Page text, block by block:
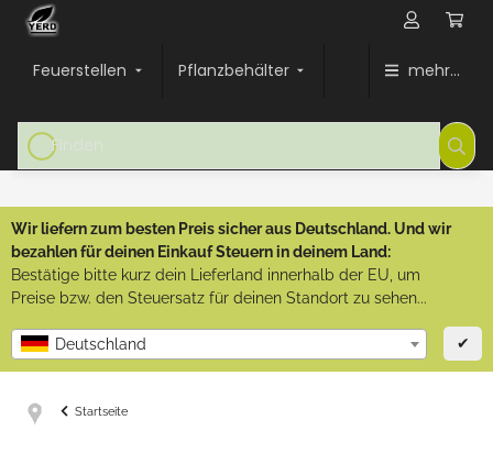
Feuerstellen Pflanzbehälter mehr...
Wir liefern zum besten Preis sicher aus Deutschland. Und wir
bezahlen für deinen Einkauf Steuern in deinem Land:
Bestätige bitte kurz dein Lieferland innerhalb der EU, um
Preise bzw. den Steuersatz für deinen Standort zu sehen...
Deutschland ✔
Startseite